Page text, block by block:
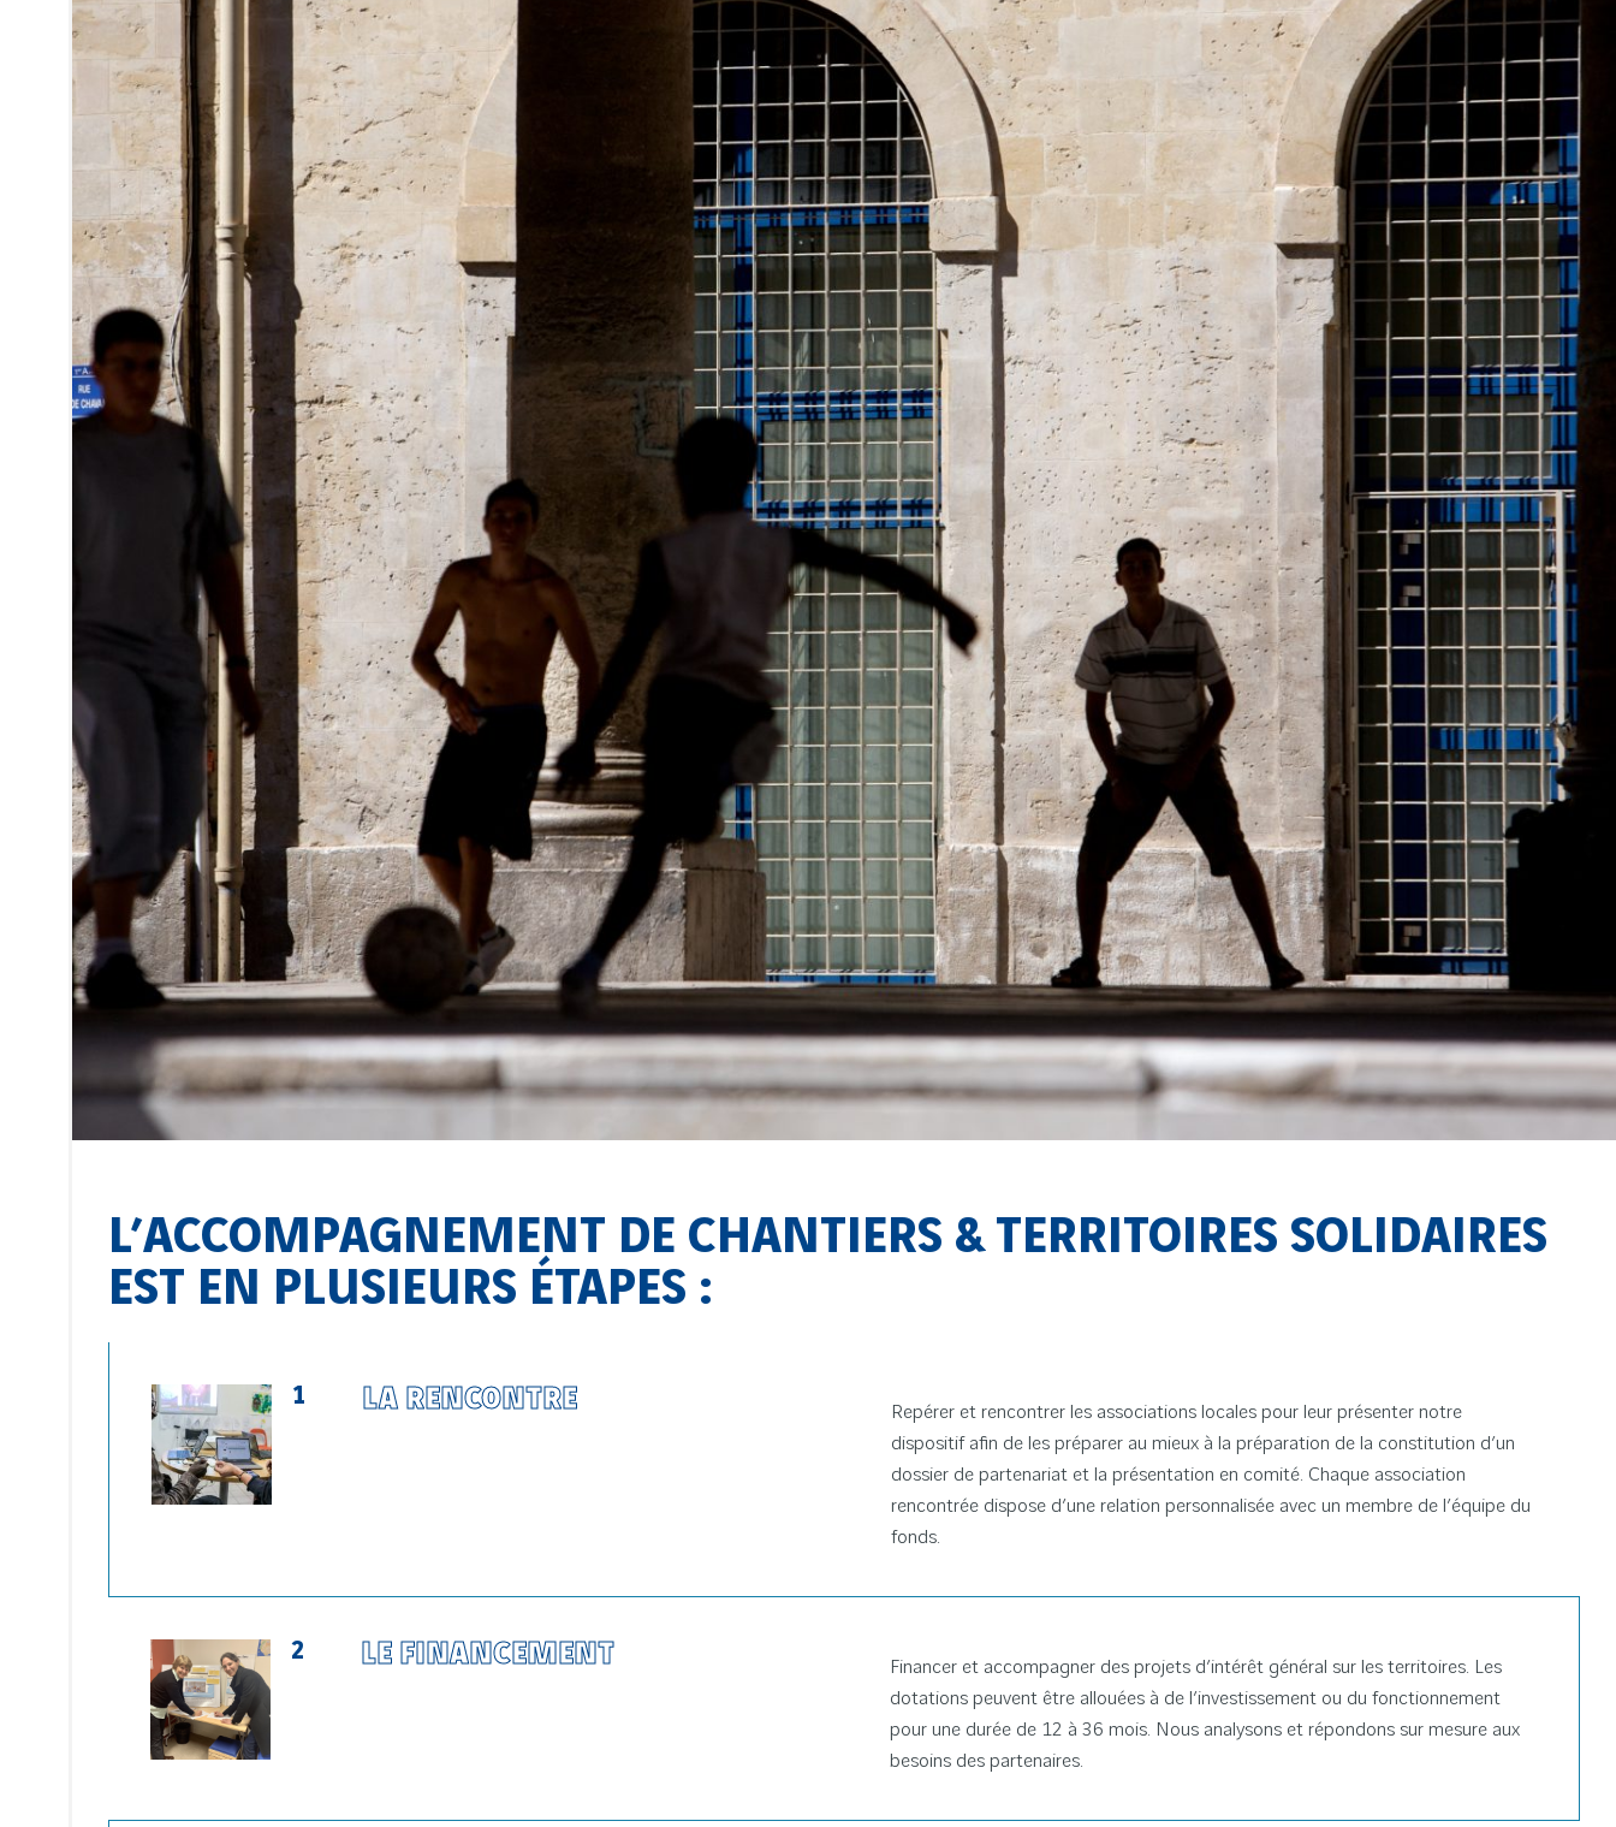
L’ACCOMPAGNEMENT DE CHANTIERS & TERRITOIRES SOLIDAIRES
EST EN PLUSIEURS ÉTAPES :
1 LA RENCONTRE
Repérer et rencontrer les associations locales pour leur présenter notre
dispositif afin de les préparer au mieux à la préparation de la constitution d’un
dossier de partenariat et la présentation en comité. Chaque association
rencontrée dispose d’une relation personnalisée avec un membre de l’équipe du
fonds.
2 LE FINANCEMENT
Financer et accompagner des projets d’intérêt général sur les territoires. Les
dotations peuvent être allouées à de l’investissement ou du fonctionnement
pour une durée de 12 à 36 mois. Nous analysons et répondons sur mesure aux
besoins des partenaires.